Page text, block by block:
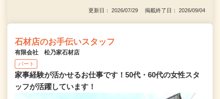
更新日： 2026/07/29 掲載終了日： 2026/09/04
石材店のお手伝いスタッフ
有限会社 松乃家石材店
パート
家事経験が活かせるお仕事です！50代・60代の女性スタ
ッフが活躍しています！